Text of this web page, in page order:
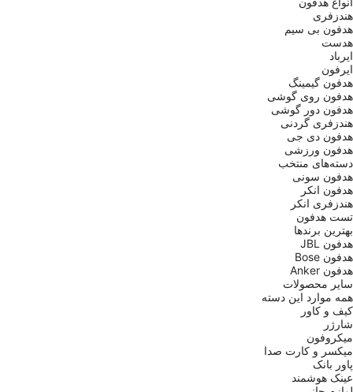
هندزفری
هدفون بی سیم
هدست
ایرباد
ایرفون
هدفون گیمینگ
هدفون روی گوشی
هدفون دور گوشی
هندزفری گردنی
هدفون دی جی
هدفون ورزشی
دسته‌های منتخب
هدفون سونی
هدفون انکر
هندزفری انکر
تست هدفون
بهترین برندها
هدفون JBL
هدفون Bose
هدفون Anker
سایر محصولات
همه موارد این دسته
کیف و کاور
شارژر
میکروفون
میکسر و کارت صدا
پاور بانک
عینک هوشمند